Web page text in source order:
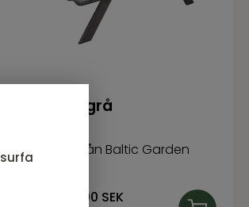
Picnic set, grå
RASTA Serie från Baltic Garden
3 300 SEK